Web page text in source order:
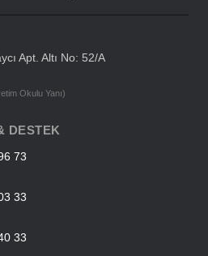
Apt. Altı No: 52/A
Okulu Yanı)
DESTEK
73
33
33